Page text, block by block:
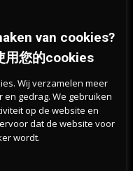
van cookies?
用您的cookies
Wij verzamelen meer
gedrag. We gebruiken
op de website en
dat de website voor
wordt.